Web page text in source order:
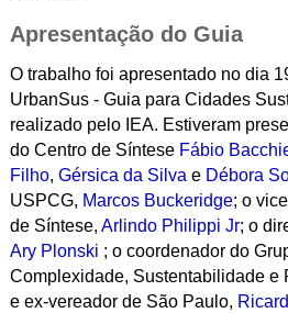
Apresentação do Guia
O trabalho foi apresentado no dia
UrbanSus - Guia para Cidades
realizado pelo IEA. Estiveram
do Centro de Síntese Fábio
Filho, Gérsica da Silva e Débora
USPCG, Marcos Buckeridge; o
de Síntese, Arlindo Philippi Jr; o
Ary Plonski ; o coordenador do
Complexidade, Sustentabilidade e
e ex-vereador de São Paulo,